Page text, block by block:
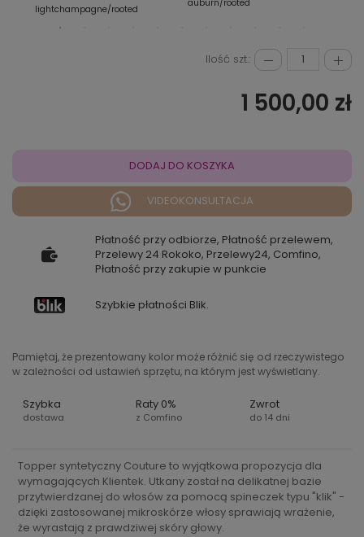
lightchampagne/rooted
auburn/rooted
Ilość szt.:
1 500,00 zł
DODAJ DO KOSZYKA
VIDEOKONSULTACJA
Płatność przy odbiorze, Płatność przelewem,
Przelewy 24 Rokoko, Przelewy24, Comfino,
Płatność przy zakupie w punkcie
Szybkie płatności Blik.
Pamiętaj, że prezentowany kolor może różnić się od rzeczywistego
w zależności od ustawień sprzętu, na którym jest wyświetlany.
Szybka
dostawa
Raty 0%
z Comfino
Zwrot
do 14 dni
Topper syntetyczny Couture to wyjątkowa propozycja dla
wymagających Klientek. Utkany został na delikatnej bazie
przytwierdzanej do włosów za pomocą spineczek typu "klik" -
dzięki zastosowanej mikroskórze włosy sprawiają wrażenie,
że wyrastają z prawdziwej skóry głowy.